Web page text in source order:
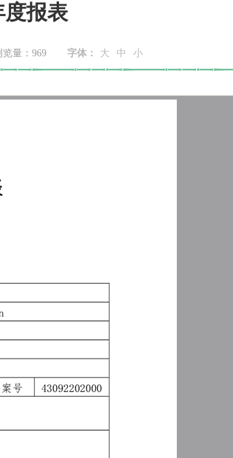
度报表
览量： 969 字体： 大 中 小